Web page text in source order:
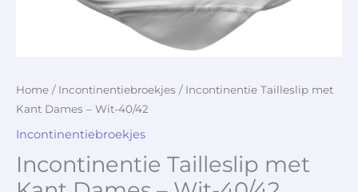
Home / Incontinentiebroekjes / Incontinentie Tailleslip met
Kant Dames – Wit-40/42
Incontinentiebroekjes
Incontinentie Tailleslip met